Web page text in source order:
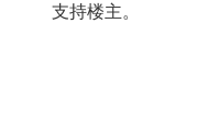
支持楼主。